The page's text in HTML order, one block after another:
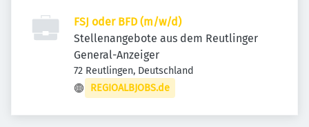
FSJ oder BFD (m/w/d)
Stellenangebote aus dem Reutlinger
General-Anzeiger
72 Reutlingen, Deutschland
REGIOALBJOBS.de